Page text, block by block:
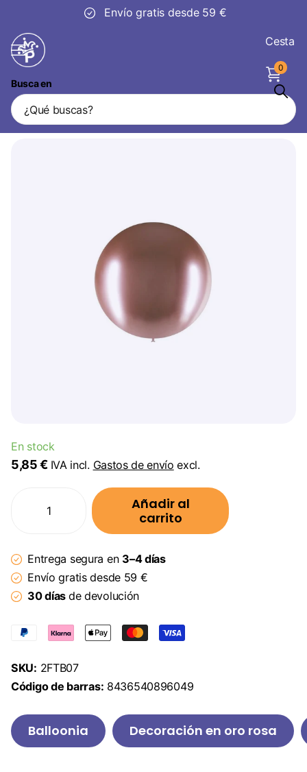
30 díasde devolución
Busca en
Cesta
0
Globo Gigante Oro Rosa XL 60cm
Vendedor Balloonia
En stock
5,85 € IVA incl. Gastos de envío excl.
Añadir al
carrito
Entrega segura en 3–4 días
Envío gratis desde 59 €
30 días de devolución
SKU: 2FTB07
Código de barras: 8436540896049
Balloonia Decoración en oro rosa